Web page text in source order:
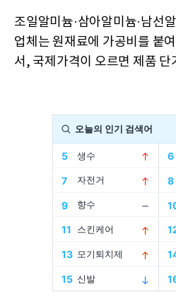
조일알미늄·삼아알미늄·남선
업체는 원재료에 가공비를 붙
서, 국제가격이 오르면 제품 단